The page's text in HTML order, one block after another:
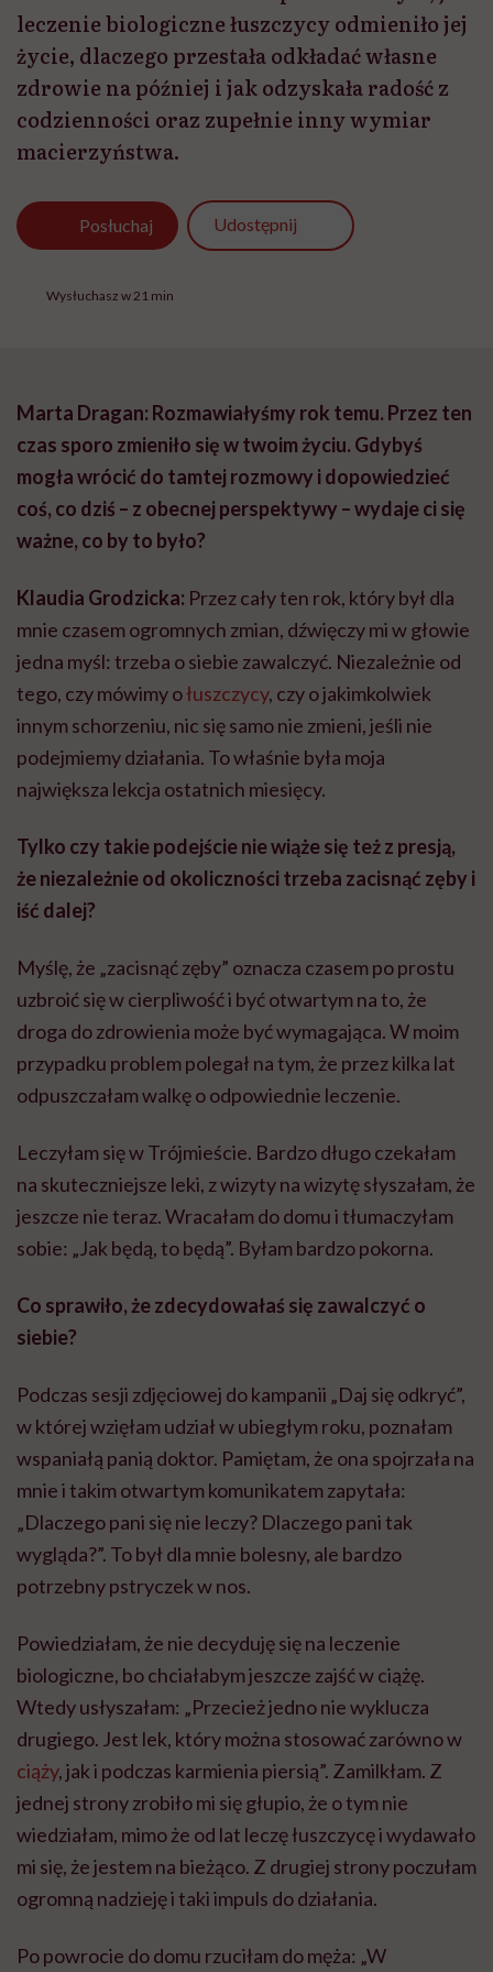
leczenie biologiczne łuszczycy odmieniło jej
życie, dlaczego przestała odkładać własne
zdrowie na później i jak odzyskała radość z
codzienności oraz zupełnie inny wymiar
macierzyństwa.
Posłuchaj Udostępnij
Wysłuchasz w 21 min
Marta Dragan: Rozmawiałyśmy rok temu. Przez ten
czas sporo zmieniło się w twoim życiu. Gdybyś
mogła wrócić do tamtej rozmowy i dopowiedzieć
coś, co dziś – z obecnej perspektywy – wydaje ci się
ważne, co by to było?
Klaudia Grodzicka: Przez cały ten rok, który był dla
mnie czasem ogromnych zmian, dźwięczy mi w głowie
jedna myśl: trzeba o siebie zawalczyć. Niezależnie od
tego, czy mówimy ołuszczycy, czy o jakimkolwiek
innym schorzeniu, nic się samo nie zmieni, jeśli nie
podejmiemy działania. To właśnie była moja
największa lekcja ostatnich miesięcy.
Tylko czy takie podejście nie wiąże się też z presją,
że niezależnie od okoliczności trzeba zacisnąć zęby i
iść dalej?
Myślę, że „zacisnąć zęby” oznacza czasem po prostu
uzbroić się w cierpliwość i być otwartym na to, że
droga do zdrowienia może być wymagająca. W moim
przypadku problem polegał na tym, że przez kilka lat
odpuszczałam walkę o odpowiednie leczenie.
Leczyłam się w Trójmieście. Bardzo długo czekałam
na skuteczniejsze leki, z wizyty na wizytę słyszałam, że
jeszcze nie teraz. Wracałam do domu i tłumaczyłam
sobie: „Jak będą, to będą”. Byłam bardzo pokorna.
Co sprawiło, że zdecydowałaś się zawalczyć o
siebie?
Podczas sesji zdjęciowej do kampanii „Daj się odkryć”,
w której wzięłam udział w ubiegłym roku, poznałam
wspaniałą panią doktor. Pamiętam, że ona spojrzała na
mnie i takim otwartym komunikatem zapytała:
„Dlaczego pani się nie leczy? Dlaczego pani tak
wygląda?”. To był dla mnie bolesny, ale bardzo
potrzebny pstryczek w nos.
Powiedziałam, że nie decyduję się na leczenie
biologiczne, bo chciałabym jeszcze zajść w ciążę.
Wtedy usłyszałam: „Przecież jedno nie wyklucza
drugiego. Jest lek, który można stosować zarówno w
ciąży, jak i podczas karmienia piersią”. Zamilkłam. Z
jednej strony zrobiło mi się głupio, że o tym nie
wiedziałam, mimo że od lat leczę łuszczycę i wydawało
mi się, że jestem na bieżąco. Z drugiej strony poczułam
ogromną nadzieję i taki impuls do działania.
Po powrocie do domu rzuciłam do męża: „W